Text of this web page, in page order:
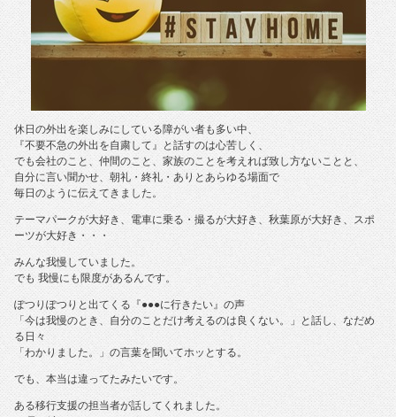
休日の外出を楽しみにしている障がい者も多い中、
『不要不急の外出を自粛して』と話すのは心苦しく、
でも会社のこと、仲間のこと、家族のことを考えれば致し方ないことと、
自分に言い聞かせ、朝礼・終礼・ありとあらゆる場面で
毎日のように伝えてきました。
テーマパークが大好き、電車に乗る・撮るが大好き、秋葉原が大好き、スポ
ーツが大好き・・・
みんな我慢していました。
でも 我慢にも限度があるんです。
ぽつりぽつりと出てくる『●●●に行きたい』の声
「今は我慢のとき、自分のことだけ考えるのは良くない。」と話し、なだめ
る日々
「わかりました。」の言葉を聞いてホッとする。
でも、本当は違ってたみたいです。
ある移行支援の担当者が話してくれました。